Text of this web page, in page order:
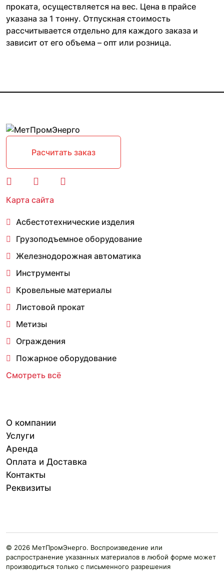
проката, осуществляется на вес. Цена в прайсе
указана за 1 тонну. Отпускная стоимость
рассчитывается отдельно для каждого заказа и
зависит от его объема – опт или розница.
Расчитать заказ
Карта сайта
Асбестотехнические изделия
Грузоподъемное оборудование
Железнодорожная автоматика
Инструменты
Кровельные материалы
Листовой прокат
Метизы
Ограждения
Пожарное оборудование
Смотреть всё
О компании
Услуги
Аренда
Оплата и Доставка
Контакты
Реквизиты
© 2026 МетПромЭнерго. Воспроизведение или
распространение указанных материалов в любой форме может
производиться только с письменного разрешения